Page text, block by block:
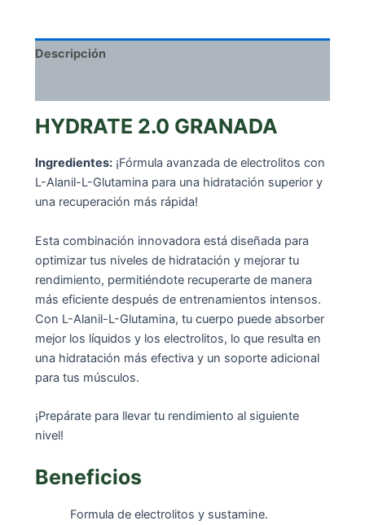
Descripción
HYDRATE 2.0 GRANADA
Ingredientes:¡Fórmula avanzada de electrolitos con
L-Alanil-L-Glutamina para una hidratación superior y
una recuperación más rápida!
Esta combinación innovadora está diseñada para
optimizar tus niveles de hidratación y mejorar tu
rendimiento, permitiéndote recuperarte de manera
más eficiente después de entrenamientos intensos.
Con L-Alanil-L-Glutamina, tu cuerpo puede absorber
mejor los líquidos y los electrolitos, lo que resulta en
una hidratación más efectiva y un soporte adicional
para tus músculos.
¡Prepárate para llevar tu rendimiento al siguiente
nivel!
Beneficios
Formula de electrolitos y sustamine.